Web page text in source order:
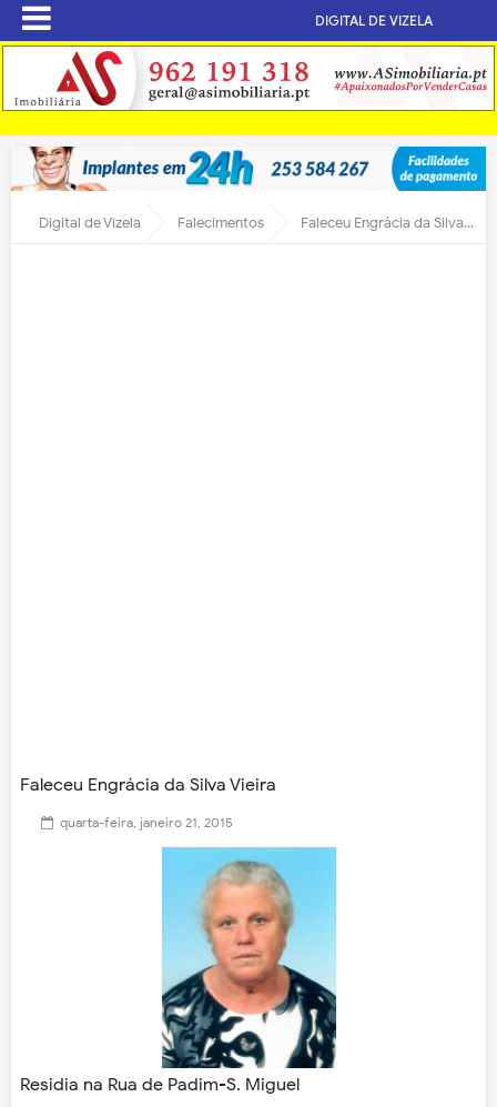
DIGITAL DE VIZELA
Digital de Vizela Falecimentos Faleceu Engrácia da Silva Vieira
Faleceu Engrácia da Silva Vieira
quarta-feira, janeiro 21, 2015
Residia na Rua de Padim-S. Miguel